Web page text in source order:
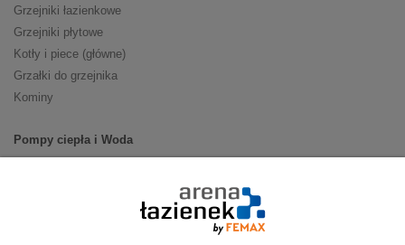
Grzejniki łazienkowe
Grzejniki płytowe
Kotły i piece (główne)
Grzałki do grzejnika
Kominy
Pompy ciepła i Woda
Ogrzewanie podłogowe (główne)